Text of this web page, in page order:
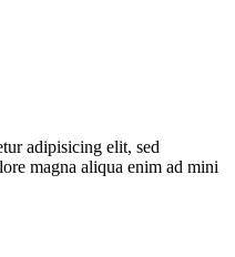
adipisicing elit, sed
magna aliqua enim ad mini